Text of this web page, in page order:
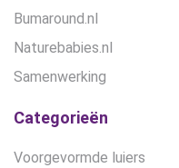
Bumaround.nl
Naturebabies.nl
Samenwerking
Categorieën
Voorgevormde luiers